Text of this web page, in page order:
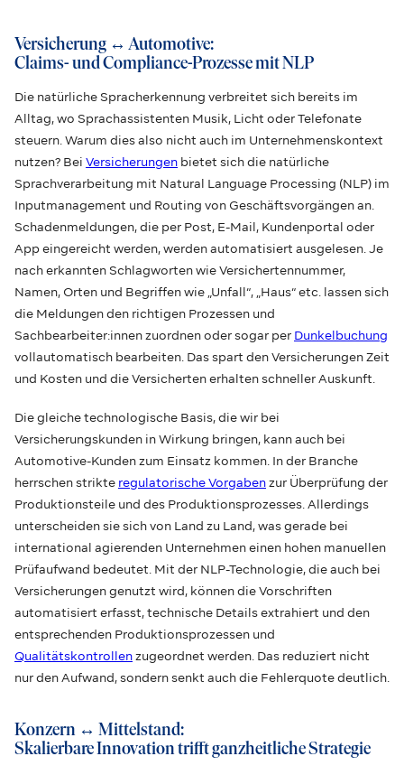
Versicherung ↔ Automotive:
Claims- und Compliance-Prozesse mit NLP
Die natürliche Spracherkennung verbreitet sich bereits im
Alltag, wo Sprachassistenten Musik, Licht oder Telefonate
steuern. Warum dies also nicht auch im Unternehmenskontext
nutzen? Bei Versicherungen bietet sich die natürliche
Sprachverarbeitung mit Natural Language Processing (NLP) im
Inputmanagement und Routing von Geschäftsvorgängen an.
Schadenmeldungen, die per Post, E-Mail, Kundenportal oder
App eingereicht werden, werden automatisiert ausgelesen. Je
nach erkannten Schlagworten wie Versichertennummer,
Namen, Orten und Begriffen wie „Unfall“, „Haus“ etc. lassen sich
die Meldungen den richtigen Prozessen und
Sachbearbeiter:innen zuordnen oder sogar per Dunkelbuchung
vollautomatisch bearbeiten. Das spart den Versicherungen Zeit
und Kosten und die Versicherten erhalten schneller Auskunft.
Die gleiche technologische Basis, die wir bei
Versicherungskunden in Wirkung bringen, kann auch bei
Automotive-Kunden zum Einsatz kommen. In der Branche
herrschen strikte regulatorische Vorgabenzur Überprüfung der
Produktionsteile und des Produktionsprozesses. Allerdings
unterscheiden sie sich von Land zu Land, was gerade bei
international agierenden Unternehmen einen hohen manuellen
Prüfaufwand bedeutet. Mit der NLP-Technologie, die auch bei
Versicherungen genutzt wird, können die Vorschriften
automatisiert erfasst, technische Details extrahiert und den
entsprechenden Produktionsprozessen und
Qualitätskontrollenzugeordnet werden. Das reduziert nicht
nur den Aufwand, sondern senkt auch die Fehlerquote deutlich.
Konzern ↔ Mittelstand:
Skalierbare Innovation trifft ganzheitliche Strategie